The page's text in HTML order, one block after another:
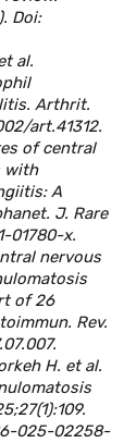
Doi:
al.
Arthrit.
art.41312.
of central
with
A
J. Rare
01780-x.
nervous
of 26
Rev.
H. et al.
025-02258-